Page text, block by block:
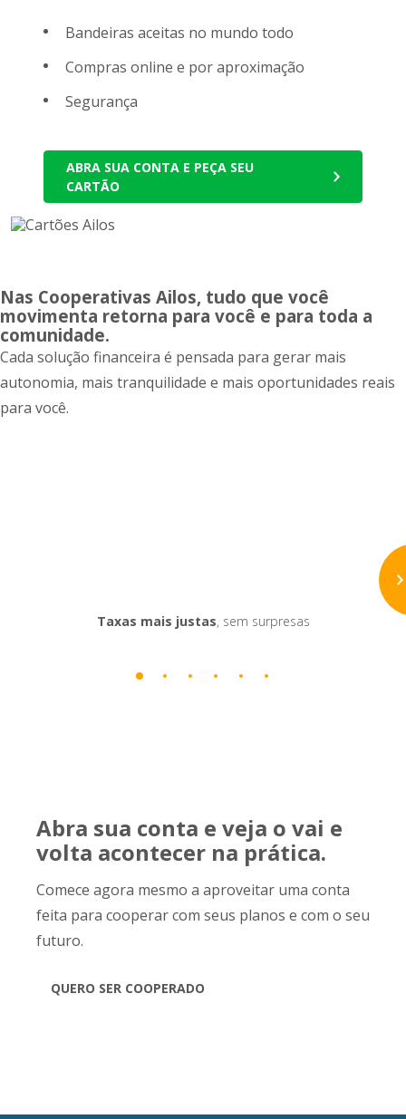
Bandeiras aceitas no mundo todo
Compras online e por aproximação
Segurança
ABRA SUA CONTA E PEÇA SEU
CARTÃO
Nas Cooperativas Ailos, tudo que você
movimenta retorna para você e para toda a
comunidade.
Cada solução financeira é pensada para gerar mais
autonomia, mais tranquilidade e mais oportunidades reais
para você.
Taxas mais justas, sem surpresas
Abra sua conta e veja o vai e
volta acontecer na prática.
Comece agora mesmo a aproveitar uma conta
feita para cooperar com seus planos e com o seu
futuro.
QUERO SER COOPERADO